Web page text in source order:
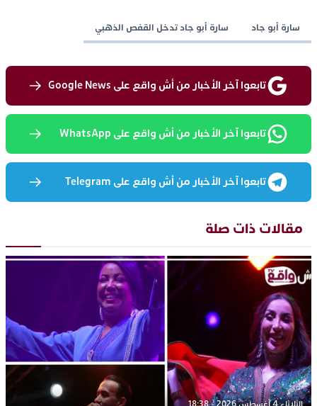
سارة أبو جاد سارة أبو جاد تدخل القفص الذهبي
تابعوا آخر الأخبار من أش واقع على Google News
تابعوا آخر الأخبار من أش واقع على WhatsApp
تابعوا آخر الأخبار من أش واقع على Telegram
مقالات ذات صلة
الثلاثاء 4 أغسطس 2026 - 18:38